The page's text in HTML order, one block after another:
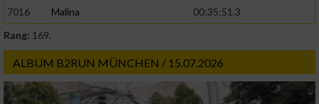
7016
Malina
00:35:51.3
Rang: 169.
ALBUM B2RUN MÜNCHEN / 15.07.2026